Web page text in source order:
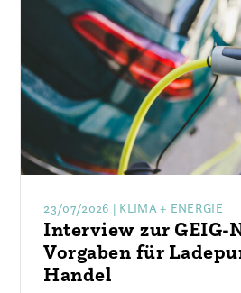
23/07/2026 | KLIMA + ENERGIE
Interview zur GEIG-
Vorgaben für
Handel